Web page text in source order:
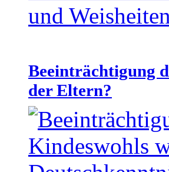
Beeinträchtigung
der Eltern?